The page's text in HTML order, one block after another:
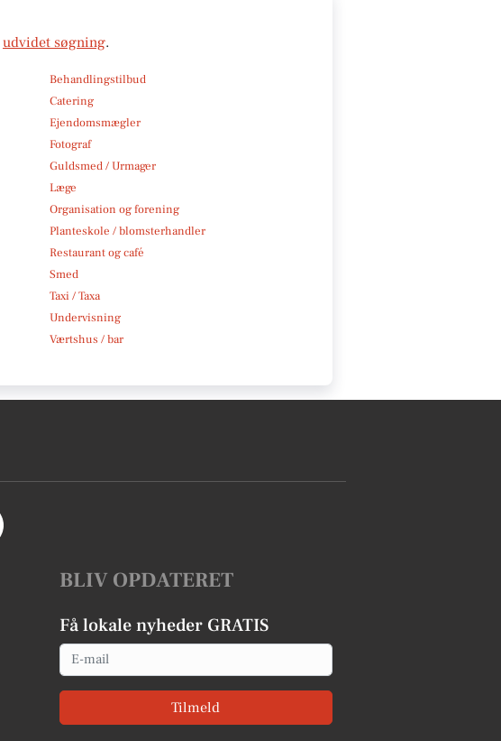
udvidet søgning.
Behandlingstilbud
Catering
Ejendomsmægler
Fotograf
Guldsmed / Urmager
Læge
Organisation og forening
Planteskole / blomsterhandler
Restaurant og café
Smed
Taxi / Taxa
Undervisning
Værtshus / bar
BLIV OPDATERET
Få lokale nyheder GRATIS
Email
Tilmeld